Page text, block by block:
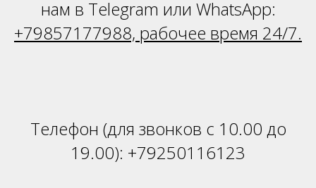
нам в Telegram или WhatsApp:
+79857177988, рабочее время 24/7.
Телефон (для звонков с 10.00 до
19.00): +79250116123